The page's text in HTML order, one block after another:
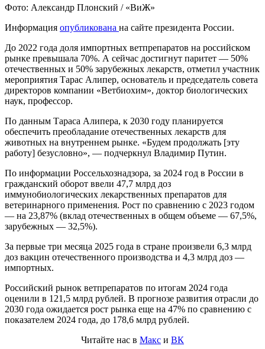
Фото: Александр Плонский / «ВиЖ»
Информация опубликована на сайте президента России.
До 2022 года доля импортных ветпрепаратов на российском
рынке превышала 70%. А сейчас достигнут паритет — 50%
отечественных и 50% зарубежных лекарств, отметил участник
мероприятия Тарас Алипер, основатель и председатель совета
директоров компании «Ветбиохим», доктор биологических
наук, профессор.
По данным Тараса Алипера, к 2030 году планируется
обеспечить преобладание отечественных лекарств для
животных на внутреннем рынке. «Будем продолжать [эту
работу] безусловно», — подчеркнул Владимир Путин.
По информации Россельхознадзора, за 2024 год в России в
гражданский оборот ввели 47,7 млрд доз
иммунобиологических лекарственных препаратов для
ветеринарного применения. Рост по сравнению с 2023 годом
— на 23,87% (вклад отечественных в общем объеме — 67,5%,
зарубежных — 32,5%).
За первые три месяца 2025 года в стране произвели 6,3 млрд
доз вакцин отечественного производства и 4,3 млрд доз —
импортных.
Российский рынок ветпрепаратов по итогам 2024 года
оценили в 121,5 млрд рублей. В прогнозе развития отрасли до
2030 года ожидается рост рынка еще на 47% по сравнению с
показателем 2024 года, до 178,6 млрд рублей.
Читайте нас в Макс и ВК